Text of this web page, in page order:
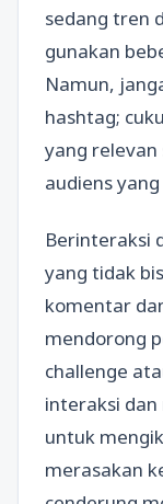
sedang tren
gunakan
Namun,
hashtag;
yang
audiens
Berinteraksi
yang tidak
komentar
mendorong
challenge
interaksi
untuk
merasakan